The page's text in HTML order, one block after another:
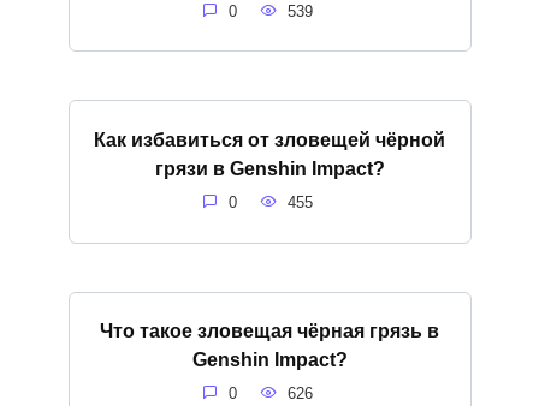
0 539
Как избавиться от зловещей чёрной
грязи в Genshin Impact?
0 455
Что такое зловещая чёрная грязь в
Genshin Impact?
0 626